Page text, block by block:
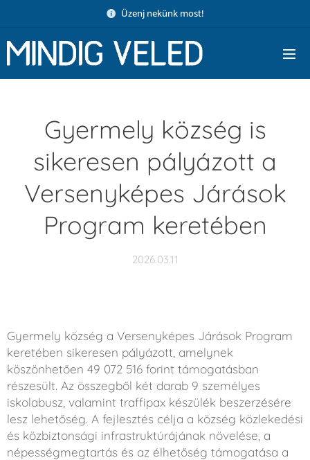
Üzenj nekünk most!
Gyermely község is
sikeresen pályázott a
Versenyképes Járások
Program keretében
2026.03.11
Gyermely község a Versenyképes Járások Program
keretében sikeresen pályázott, amelynek
köszönhetően 49 072 516 forint támogatásban
részesült. Az összegből két darab 9 személyes
iskolabusz, valamint traffipax készülék beszerzésére
lesz lehetőség. A fejlesztés célja a község közlekedési
és közbiztonsági infrastruktúrájának növelése, a
népességmegtartás és az élhetőség támogatása a